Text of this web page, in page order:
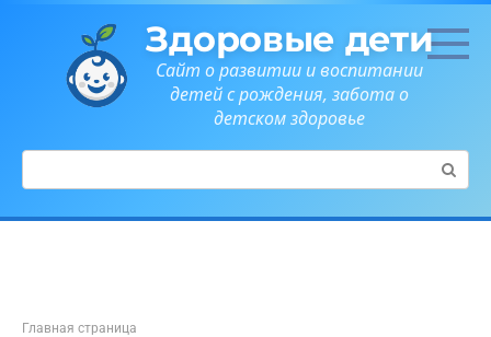
Здоровые дети
Сайт о развитии и воспитании
детей с рождения, забота о
детском здоровье
Поиск:
Главная страница